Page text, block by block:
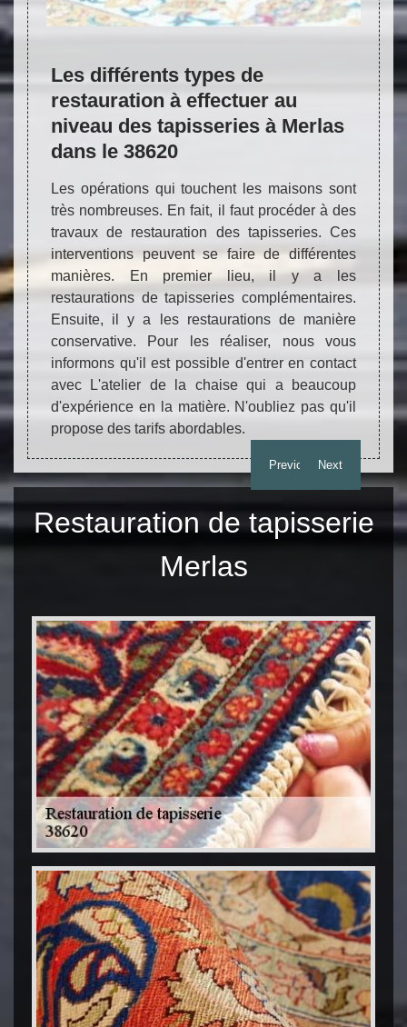
Réparation de tapis 38 Nettoyage de tapis 38
Previous
des
est
et
de
très
cas,
a
Il
Les différents types de
restauration à effectuer au
niveau des tapisseries à Merlas
dans le 38620
Les opérations qui touchent les maisons sont
très nombreuses. En fait, il faut procéder à des
travaux de restauration des tapisseries. Ces
interventions peuvent se faire de différentes
manières. En premier lieu, il y a les
restaurations de tapisseries complémentaires.
Ensuite, il y a les restaurations de manière
conservative. Pour les réaliser, nous vous
informons qu'il est possible d'entrer en contact
avec L'atelier de la chaise qui a beaucoup
d'expérience en la matière. N'oubliez pas qu'il
propose des tarifs abordables.
de
des
ou
Next
Restauration de tapisserie
Merlas